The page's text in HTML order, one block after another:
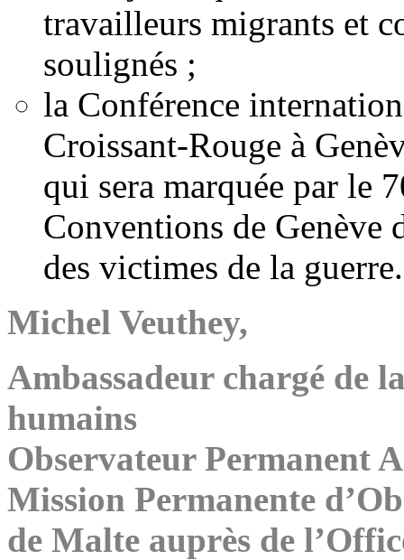
travailleurs migrants et
soulignés ;
la Conférence
Croissant-Rouge à
qui sera marquée par le
Conventions de Genève
des victimes de la guerre.
Michel Veuthey,
Ambassadeur chargé de
humains
Observateur Permanent
Mission Permanente
de Malte auprès de